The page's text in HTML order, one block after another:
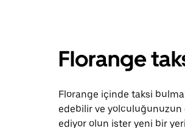
Florange
Florange içinde taksi
edebilir ve yolculuğunuzun
ediyor olun ister yeni bir